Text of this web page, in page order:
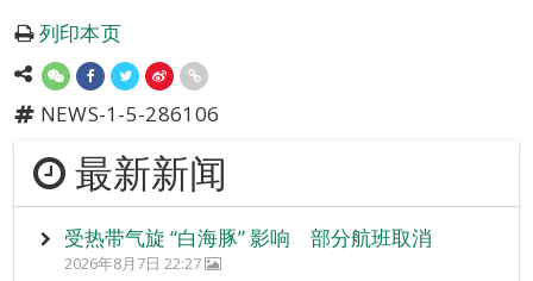
列印本页
NEWS-1-5-286106
最新新闻
受热带气旋 “白海豚” 影响 部分航班取消
2026年8月7日 22:27